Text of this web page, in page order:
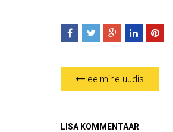
eelmine uudis
LISA KOMMENTAAR